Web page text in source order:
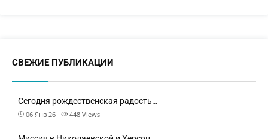
СВЕЖИЕ ПУБЛИКАЦИИ
Сегодня рождественская радость…
06 Янв 26 448 Views